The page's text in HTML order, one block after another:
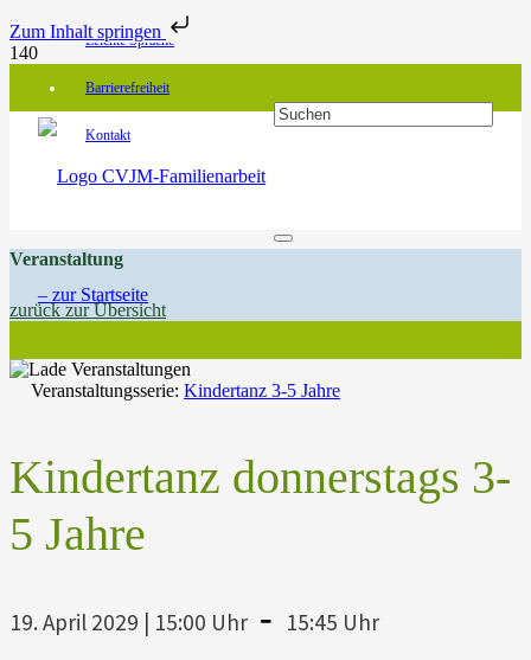
Zum Inhalt springen
Leichte Sprache
Barrierefreiheit
Kontakt
Veranstaltung
zurück zur Übersicht
Veranstaltungsserie: Kindertanz 3-5 Jahre
Kindertanz donnerstags 3-
5 Jahre
19. April 2029 | 15:00 Uhr - 15:45 Uhr